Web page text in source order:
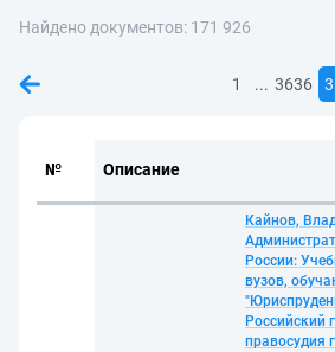
Найдено документов: 171 926
1 ... 3636
№ Описание
Кайнов,
России:
вузов,
Российский
правосудия